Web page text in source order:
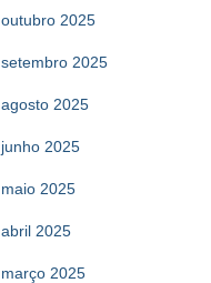
outubro 2025
setembro 2025
agosto 2025
junho 2025
maio 2025
abril 2025
março 2025